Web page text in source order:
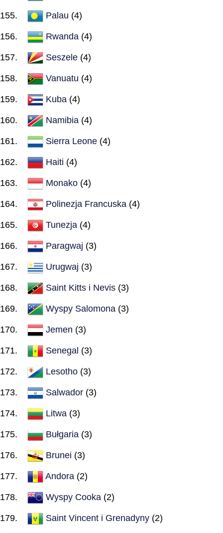
Palau (4)
Rwanda (4)
Seszele (4)
Vanuatu (4)
Kuba (4)
Namibia (4)
Sierra Leone (4)
Haiti (4)
Monako (4)
Polinezja Francuska (4)
Tunezja (4)
Paragwaj (3)
Urugwaj (3)
Saint Kitts i Nevis (3)
Wyspy Salomona (3)
Jemen (3)
Senegal (3)
Lesotho (3)
Salwador (3)
Litwa (3)
Bułgaria (3)
Brunei (3)
Andora (2)
Wyspy Cooka (2)
Saint Vincent i Grenadyny (2)